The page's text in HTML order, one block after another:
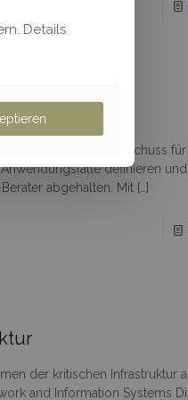
will als Startschuss
definieren und
abgehalten. Mit[…]
der kritischen Infrastruktur
and Information Systems
Details